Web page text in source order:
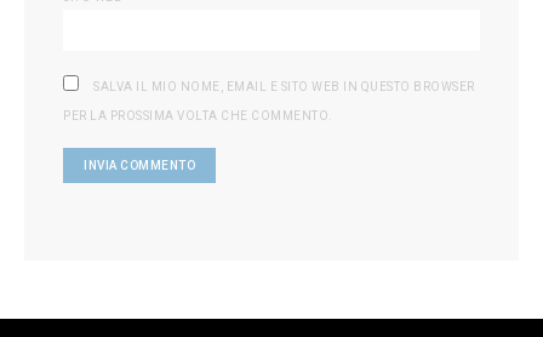
SALVA IL MIO NOME, EMAIL E SITO WEB IN QUESTO BROWSER
PER LA PROSSIMA VOLTA CHE COMMENTO.